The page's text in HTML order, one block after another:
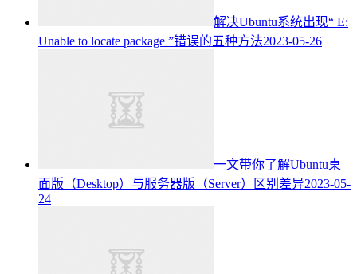
解决Ubuntu系统出现“ E:
Unable to locate package ”错误的五种方法2023-05-26
一文带你了解Ubuntu桌
面版（Desktop）与服务器版（Server）区别差异2023-05-
24